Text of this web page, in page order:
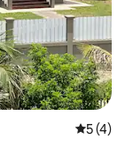
5 (4)